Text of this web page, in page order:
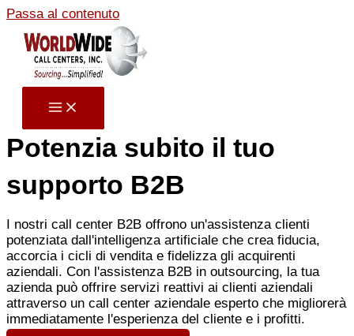
Passa al contenuto
Potenzia subito il tuo
supporto B2B
I nostri call center B2B offrono un'assistenza clienti
potenziata dall'intelligenza artificiale che crea fiducia,
accorcia i cicli di vendita e fidelizza gli acquirenti
aziendali. Con l'assistenza B2B in outsourcing, la tua
azienda può offrire servizi reattivi ai clienti aziendali
attraverso un call center aziendale esperto che migliorerà
immediatamente l'esperienza del cliente e i profitti.